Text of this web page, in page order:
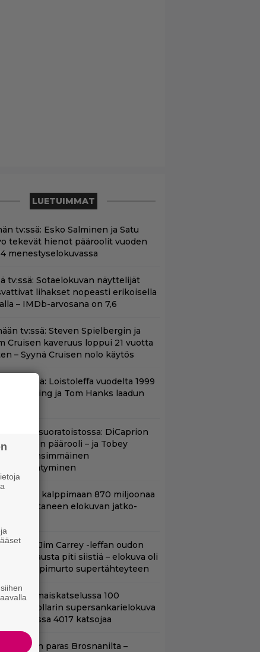
LUETUIMMAT
tv:ssä: Esko Salminen ja Satu
tekevät hienot pääroolit vuoden
menestyselokuvassa
tv:ssä: Sotaelokuvan näyttelijät
lihakset nopeasti erikoisella
– IMDb-arvosana on 7,6
tv:ssä: Steven Spielbergin ja
Cruisen kaveruus loppui 21 vuotta
– Syynä Cruisen nolo käytös
tv:ssä: Loistoleffa vuodelta 1999
King ja Tom Hanks laadun
suoratoistossa: DiCaprion
päärooli – ja Tobey
ensimmäinen
lähti kalppimaan 870 miljoonaa
tuottaneen elokuvan jatko-
tv:ssä: Jim Carrey -leffan oudon
kohtausta piti siistiä – elokuva oli
läpimurto supertähteyteen
Ilmaiskatselussa 100
dollarin supersankarielokuva
Suomessa 4017 katsojaa
Bond on paras Brosnanilta –